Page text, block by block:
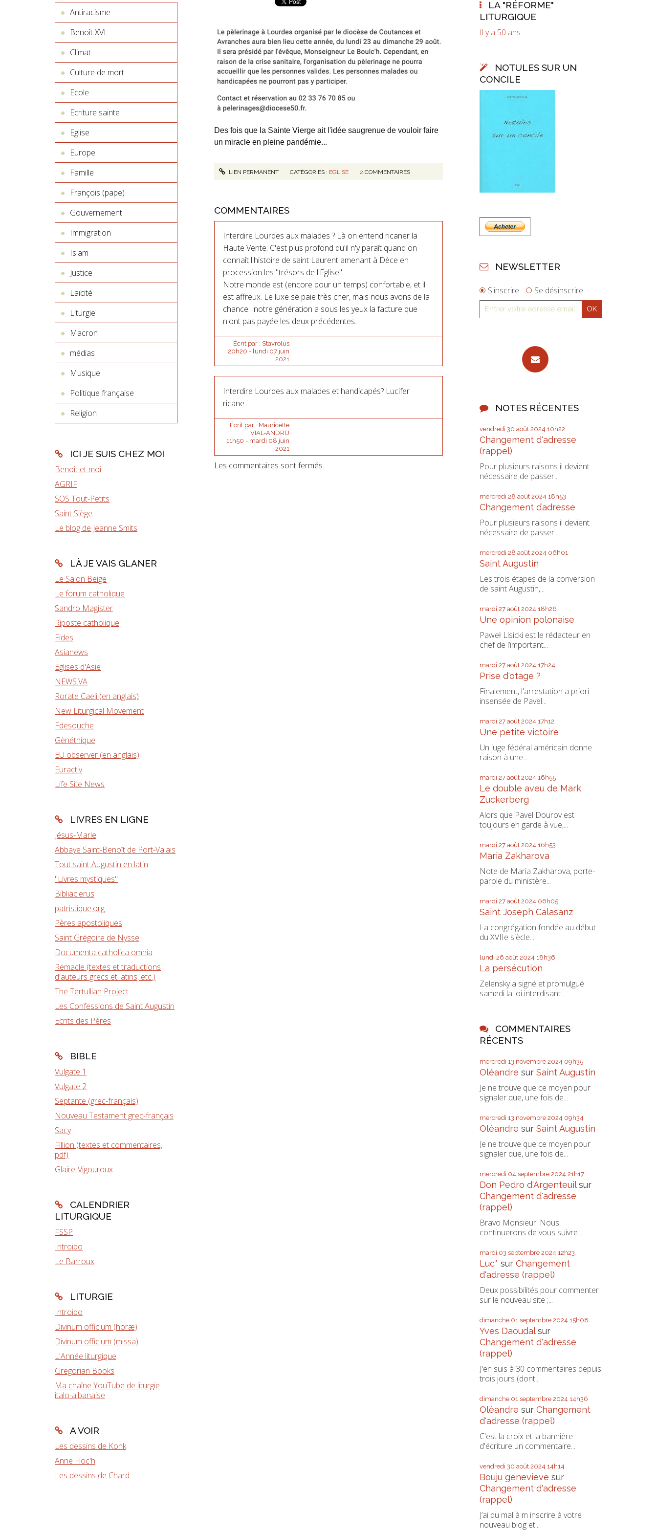
Antiracisme
Benoît XVI
Climat
Culture de mort
Ecole
Ecriture sainte
Eglise
Europe
Famille
François (pape)
Gouvernement
Immigration
Islam
Justice
Laïcité
Liturgie
Macron
médias
Musique
Politique française
Religion
ICI JE SUIS CHEZ MOI
Benoît et moi
AGRIF
SOS Tout-Petits
Saint Siège
Le blog de Jeanne Smits
LÀ JE VAIS GLANER
Le Salon Beige
Le forum catholique
Sandro Magister
Riposte catholique
Fides
Asianews
Eglises d'Asie
NEWS.VA
Rorate Caeli (en anglais)
New Liturgical Movement
Fdesouche
Gènéthique
EU observer (en anglais)
Euractiv
Life Site News
LIVRES EN LIGNE
Jésus-Marie
Abbaye Saint-Benoît de Port-Valais
Tout saint Augustin en latin
"Livres mystiques"
Bibliaclerus
patristique.org
Pères apostoliques
Saint Grégoire de Nysse
Documenta catholica omnia
Remacle (textes et traductions
d'auteurs grecs et latins, etc.)
The Tertullian Project
Les Confessions de Saint Augustin
Ecrits des Pères
BIBLE
Vulgate 1
Vulgate 2
Septante (grec-français)
Nouveau Testament grec-français
Sacy
Fillion (textes et commentaires,
pdf)
Glaire-Vigouroux
CALENDRIER
LITURGIQUE
FSSP
Introibo
Le Barroux
LITURGIE
Introibo
Divinum officium (horæ)
Divinum officium (missa)
L'Année liturgique
Gregorian Books
Ma chaîne YouTube de liturgie
italo-albanaise
A VOIR
Les dessins de Konk
Anne Floc'h
Les dessins de Chard
Des fois que la Sainte Vierge ait l'idée saugrenue de vouloir faire
un miracle en pleine pandémie...
LIEN PERMANENT CATÉGORIES : EGLISE 2 COMMENTAIRES
COMMENTAIRES
Interdire Lourdes aux malades ? Là on entend ricaner la
Haute Vente. C'est plus profond qu'il n'y paraît quand on
connaît l'histoire de saint Laurent amenant à Dèce en
procession les "trésors de l'Eglise".
Notre monde est (encore pour un temps) confortable, et il
est affreux. Le luxe se paie très cher, mais nous avons de la
chance : notre génération a sous les yeux la facture que
n'ont pas payée les deux précédentes.
Écrit par : Stavrolus
20h20 - lundi 07 juin
2021
Interdire Lourdes aux malades et handicapés? Lucifer
ricane...
Écrit par : Mauricette
VIAL-ANDRU
11h50 - mardi 08 juin
2021
Les commentaires sont fermés.
LA "RÉFORME"
LITURGIQUE
Il y a 50 ans
NOTULES SUR UN
CONCILE
NEWSLETTER
S'inscrire Se désinscrire
NOTES RÉCENTES
vendredi 30 août 2024 10h22
Changement d'adresse
(rappel)
Pour plusieurs raisons il devient
nécessaire de passer...
mercredi 28 août 2024 18h53
Changement d’adresse
Pour plusieurs raisons il devient
nécessaire de passer...
mercredi 28 août 2024 06h01
Saint Augustin
Les trois étapes de la conversion
de saint Augustin,...
mardi 27 août 2024 18h26
Une opinion polonaise
Paweł Lisicki est le rédacteur en
chef de l’important...
mardi 27 août 2024 17h24
Prise d'otage ?
Finalement, l'arrestation a priori
insensée de Pavel...
mardi 27 août 2024 17h12
Une petite victoire
Un juge fédéral américain donne
raison à une...
mardi 27 août 2024 16h55
Le double aveu de Mark
Zuckerberg
Alors que Pavel Dourov est
toujours en garde à vue,...
mardi 27 août 2024 16h53
Maria Zakharova
Note de Maria Zakharova, porte-
parole du ministère...
mardi 27 août 2024 06h05
Saint Joseph Calasanz
La congrégation fondée au début
du XVIIe siècle...
lundi 26 août 2024 18h36
La persécution
Zelensky a signé et promulgué
samedi la loi interdisant...
COMMENTAIRES
RÉCENTS
mercredi 13 novembre 2024 09h35
Oléandre sur Saint Augustin
Je ne trouve que ce moyen pour
signaler que, une fois de...
mercredi 13 novembre 2024 09h34
Oléandre sur Saint Augustin
Je ne trouve que ce moyen pour
signaler que, une fois de...
mercredi 04 septembre 2024 21h17
Don Pedro d‘Argenteuilsur
Changement d'adresse
(rappel)
Bravo Monsieur. Nous
continuerons de vous suivre....
mardi 03 septembre 2024 12h23
Luc* sur Changement
d'adresse (rappel)
Deux possibilités pour commenter
sur le nouveau site ;...
dimanche 01 septembre 2024 15h08
Yves Daoudalsur
Changement d'adresse
(rappel)
J'en suis à 30 commentaires depuis
trois jours (dont...
dimanche 01 septembre 2024 14h36
Oléandre sur Changement
d'adresse (rappel)
C'est la croix et la bannière
d'écriture un commentaire...
vendredi 30 août 2024 14h14
Bouju genevieve sur
Changement d'adresse
(rappel)
J’ai du mal à m inscrire à votre
nouveau blog et...